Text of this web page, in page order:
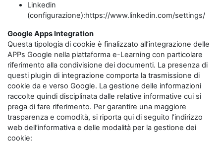
Linkedin
(configurazione):https://www.linkedin.com/settings/
Google Apps Integration
Questa tipologia di cookie è finalizzato all’integrazione delle
APPs Google nella piattaforma e-Learning con particolare
riferimento alla condivisione dei documenti. La presenza di
questi plugin di integrazione comporta la trasmissione di
cookie da e verso Google. La gestione delle informazioni
raccolte quindi disciplinata dalle relative informative cui si
prega di fare riferimento. Per garantire una maggiore
trasparenza e comodità, si riporta qui di seguito l’indirizzo
web dell’informativa e delle modalità per la gestione dei
cookie: